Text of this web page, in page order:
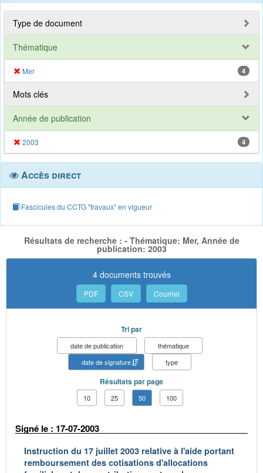
Type de document
Thématique
Mer 4
Mots clés
Année de publication
2003 4
Accès direct
Fascicules du CCTG "travaux" en vigueur
Résultats de recherche : - Thématique: Mer, Année de
publication: 2003
4 documents trouvés
PDF CSV Courriel
Tri par
date de publication
thématique
date de signature
type
Résultats par page
10 25 50 100
Signé le : 17-07-2003
Instruction du 17 juillet 2003 relative à l'aide portant
remboursement des cotisations d'allocations